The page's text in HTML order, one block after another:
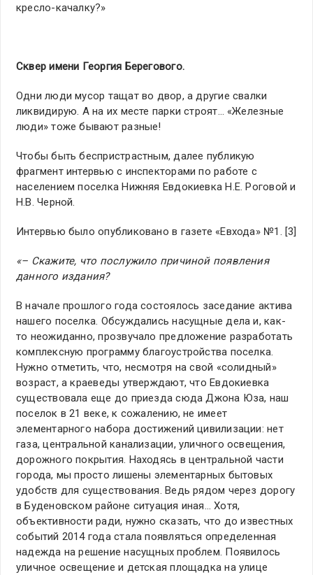
кресло-качалку?»
Сквер имени Георгия Берегового.
Одни люди мусор тащат во двор, а другие свалки
ликвидирую. А на их месте парки строят… «Железные
люди» тоже бывают разные!
Чтобы быть беспристрастным, далее публикую
фрагмент интервью с инспекторами по работе с
населением поселка Нижняя Евдокиевка Н.Е. Роговой и
Н.В. Черной.
Интервью было опубликовано в газете «Евхода» №1. [3]
«– Скажите, что послужило причиной появления
данного издания?
В начале прошлого года состоялось заседание актива
нашего поселка. Обсуждались насущные дела и, как-
то неожиданно, прозвучало предложение разработать
комплексную программу благоустройства поселка.
Нужно отметить, что, несмотря на свой «солидный»
возраст, а краеведы утверждают, что Евдокиевка
существовала еще до приезда сюда Джона Юза, наш
поселок в 21 веке, к сожалению, не имеет
элементарного набора достижений цивилизации: нет
газа, центральной канализации, уличного освещения,
дорожного покрытия. Находясь в центральной части
города, мы просто лишены элементарных бытовых
удобств для существования. Ведь рядом через дорогу
в Буденовском районе ситуация иная… Хотя,
объективности ради, нужно сказать, что до известных
событий 2014 года стала появляться определенная
надежда на решение насущных проблем. Появилось
уличное освещение и детская площадка на улице